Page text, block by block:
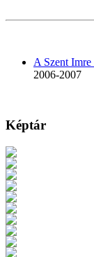
A Szent Imre
2006-2007
Képtár